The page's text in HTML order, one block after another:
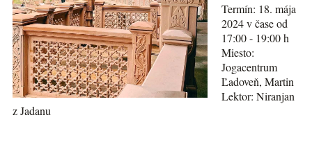
Termín: 18. mája
2024 v čase od
17:00 - 19:00 h
Miesto:
Jogacentrum
Ľadoveň, Martin
Lektor: Niranjan
z Jadanu